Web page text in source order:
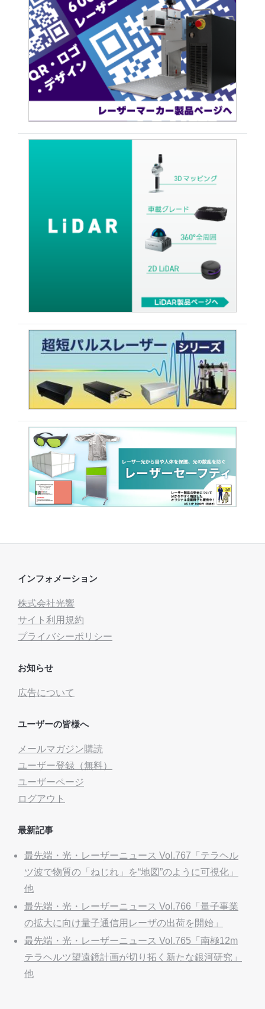
インフォメーション
株式会社光響
サイト利用規約
プライバシーポリシー
お知らせ
広告について
ユーザーの皆様へ
メールマガジン購読
ユーザー登録（無料）
ユーザーページ
ログアウト
最新記事
最先端・光・レーザーニュース Vol.767「テラヘル
ツ波で物質の「ねじれ」を“地図”のように可視化」
他
最先端・光・レーザーニュース Vol.766「量子事業
の拡大に向け量子通信用レーザの出荷を開始」
最先端・光・レーザーニュース Vol.765「南極12m
テラヘルツ望遠鏡計画が切り拓く新たな銀河研究」
他